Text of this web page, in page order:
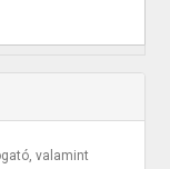
valamint